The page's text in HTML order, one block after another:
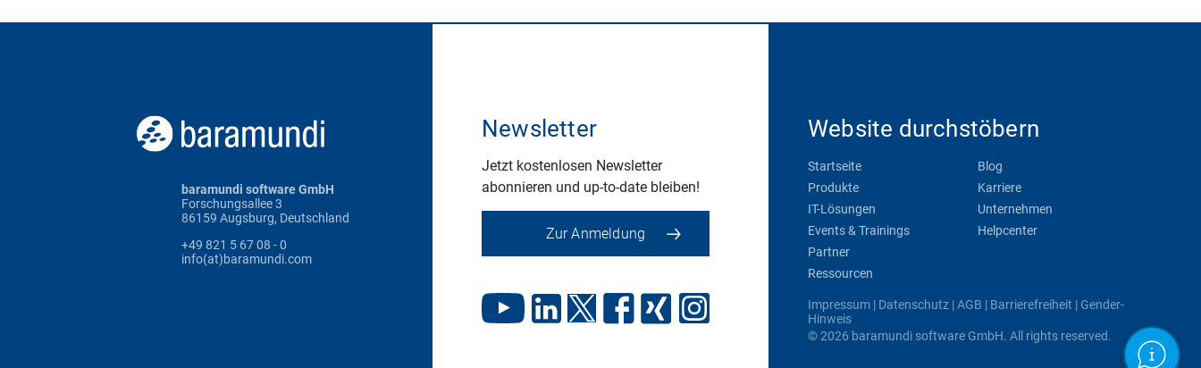
baramundi software GmbH
Forschungsallee 3
86159 Augsburg, Deutschland
+49 821 5 67 08 - 0
info(at)baramundi.com
Newsletter
Jetzt kostenlosen Newsletter
abonnieren und up-to-date bleiben!
Zur Anmeldung
Website durchstöbern
Startseite
Produkte
IT-Lösungen
Events & Trainings
Partner
Ressourcen
Blog
Karriere
Unternehmen
Helpcenter
Impressum| Datenschutz|AGB | Barrierefreiheit | Gender-
Hinweis
© 2026 baramundi software GmbH. All rights reserved.